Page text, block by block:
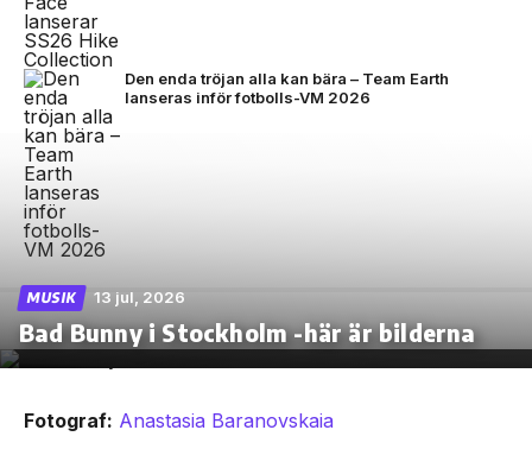
Den enda tröjan alla kan bära – Team Earth
lanseras inför fotbolls-VM 2026
MUSIK 13 jul, 2026
Bad Bunny i Stockholm -här är bilderna
Fotograf: Anastasia Baranovskaia